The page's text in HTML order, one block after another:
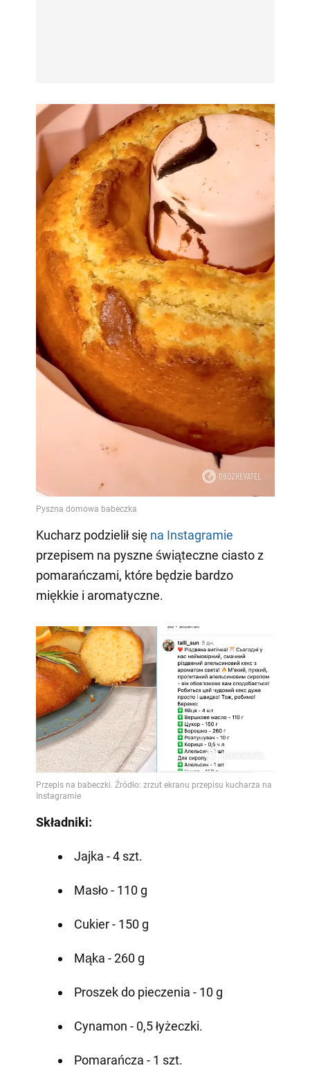
Kucharz podzielił się na Instagramie
przepisem na pyszne świąteczne ciasto z
pomarańczami, które będzie bardzo
miękkie i aromatyczne.
Składniki:
Jajka - 4 szt.
Masło - 110 g
Cukier - 150 g
Mąka - 260 g
Proszek do pieczenia - 10 g
Cynamon - 0,5 łyżeczki.
Pomarańcza - 1 szt.